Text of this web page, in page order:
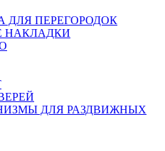
ДЛЯ ПЕРЕГОРОДОК
НАКЛАДКИ
ДЛЯ РАЗДВИЖНЫХ